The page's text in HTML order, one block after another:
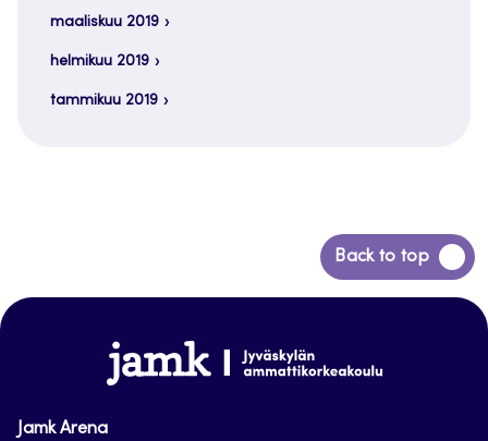
maaliskuu 2019
helmikuu 2019
tammikuu 2019
Back to top
Siirry
takaisin
www.jamk.fi
Jamk Arena